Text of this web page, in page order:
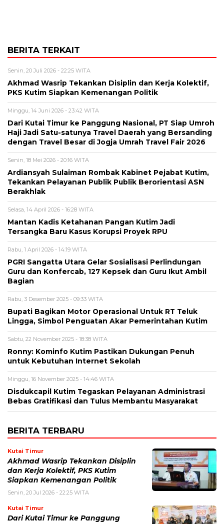
BERITA TERKAIT
Senin, 20 Juli 2026 - 22:25 WITA
Akhmad Wasrip Tekankan Disiplin dan Kerja Kolektif,
PKS Kutim Siapkan Kemenangan Politik
Minggu, 14 Juni 2026 - 23:42 WITA
Dari Kutai Timur ke Panggung Nasional, PT Siap Umroh
Haji Jadi Satu-satunya Travel Daerah yang Bersanding
dengan Travel Besar di Jogja Umrah Travel Fair 2026
Senin, 18 Mei 2026 - 20:16 WITA
Ardiansyah Sulaiman Rombak Kabinet Pejabat Kutim,
Tekankan Pelayanan Publik Publik Berorientasi ASN
Berakhlak
Selasa, 14 April 2026 - 16:28 WITA
Mantan Kadis Ketahanan Pangan Kutim Jadi
Tersangka Baru Kasus Korupsi Proyek RPU
Rabu, 1 April 2026 - 14:19 WITA
PGRI Sangatta Utara Gelar Sosialisasi Perlindungan
Guru dan Konfercab, 127 Kepsek dan Guru Ikut Ambil
Bagian
Rabu, 3 Desember 2025 - 09:33 WITA
Bupati Bagikan Motor Operasional Untuk RT Teluk
Lingga, Simbol Penguatan Akar Pemerintahan Kutim
Sabtu, 22 November 2025 - 18:38 WITA
Ronny: Kominfo Kutim Pastikan Dukungan Penuh
untuk Kebutuhan Internet Sekolah
Minggu, 16 November 2025 - 14:46 WITA
Disdukcapil Kutim Tegaskan Pelayanan Administrasi
Bebas Gratifikasi dan Tulus Membantu Masyarakat
BERITA TERBARU
Kutai Timur
Akhmad Wasrip Tekankan Disiplin
dan Kerja Kolektif, PKS Kutim
Siapkan Kemenangan Politik
Senin, 20 Jul 2026 - 22:25 WITA
Kutai Timur
Dari Kutai Timur ke Panggung